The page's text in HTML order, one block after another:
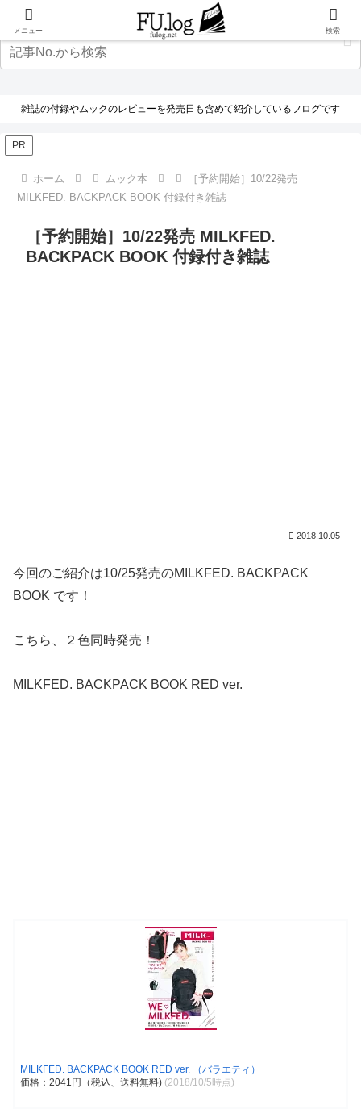
雑誌の付録やムックのレビューを発売日も含めて紹介しているフログです
PR
ホーム ムック本
［予約開始］10/22発売
MILKFED. BACKPACK BOOK 付録付き雑誌
［予約開始］10/22発売 MILKFED.
BACKPACK BOOK 付録付き雑誌
2018.10.05
今回のご紹介は10/25発売のMILKFED. BACKPACK
BOOK です！
こちら、２色同時発売！
MILKFED. BACKPACK BOOK RED ver.
MILKFED. BACKPACK BOOK RED ver. （バラエティ）
価格：2041円（税込、送料無料) (2018/10/5時点)
メニュー 検索